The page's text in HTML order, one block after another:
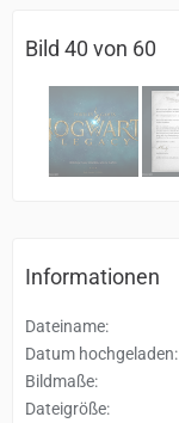
Bild 40 von 60
Informationen
Dateiname
Datum hochgeladen
Bildmaße
Dateigröße